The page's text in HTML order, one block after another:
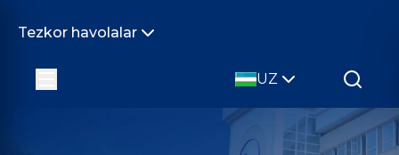
Tezkor havolalar
UZ